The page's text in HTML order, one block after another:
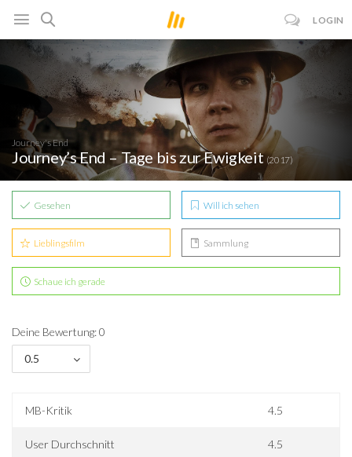
LOGIN
Journey's End
Journey’s End – Tage bis zur Ewigkeit(2017)
Gesehen Will ich sehen
Lieblingsfilm Sammlung
Schaue ich gerade
Deine Bewertung: 0
0.5
MB-Kritik 4.5
User Durchschnitt 4.5